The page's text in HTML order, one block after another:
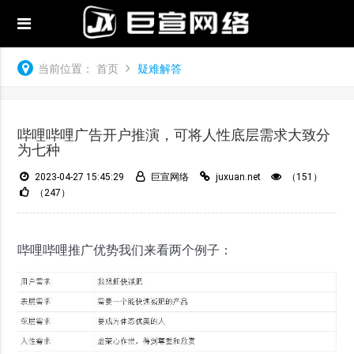
当前位置： 首页 疑难解答
哔哩哔哩广告开户推演，可将人性底层需求大致分
为七种
2023-04-27 15:45:29 巨宣网络 juxuan.net
（151）
（247）
哔哩哔哩推广优势我们来看两个例子：